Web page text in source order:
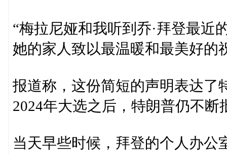
“梅拉尼娅和我听到乔·拜登最近
她的家人致以最温暖和最美好的
报道称，这份简短的声明表达了
2024年大选之后，特朗普仍不
当天早些时候，拜登的个人办公